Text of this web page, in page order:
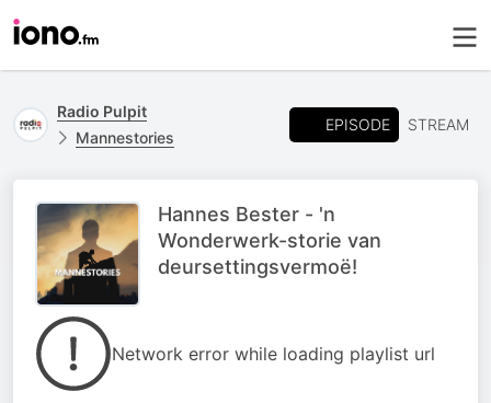
Radio Pulpit
Mannestories
EPISODE STREAM
Hannes Bester - 'n
Wonderwerk-storie van
deursettingsvermoë!
Network error while loading playlist url